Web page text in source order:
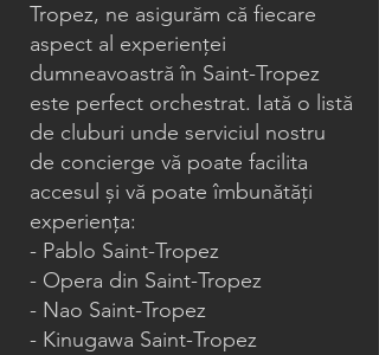
Tropez, ne asigurăm că fiecare
aspect al experienței
dumneavoastră în Saint-Tropez
este perfect orchestrat. Iată o listă
de cluburi unde serviciul nostru
de concierge vă poate facilita
accesul și vă poate îmbunătăți
experiența:
- Pablo Saint-Tropez
- Opera din Saint-Tropez
- Nao Saint-Tropez
- Kinugawa Saint-Tropez